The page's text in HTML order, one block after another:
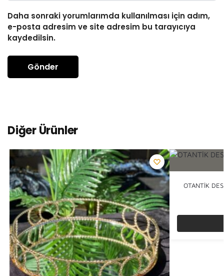
Daha sonraki yorumlarımda kullanılması için adım,
e-posta adresim ve site adresim bu tarayıcıya
kaydedilsin.
Diğer Ürünler
OTANTİK